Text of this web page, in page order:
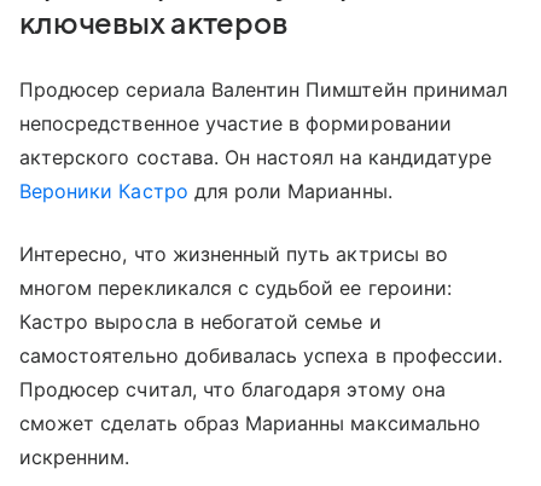
ключевых актеров
Продюсер сериала Валентин Пимштейн принимал
непосредственное участие в формировании
актерского состава. Он настоял на кандидатуре
Вероники Кастро для роли Марианны.
Интересно, что жизненный путь актрисы во
многом перекликался с судьбой ее героини:
Кастро выросла в небогатой семье и
самостоятельно добивалась успеха в профессии.
Продюсер считал, что благодаря этому она
сможет сделать образ Марианны максимально
искренним.